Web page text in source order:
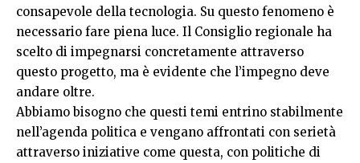
consapevole della tecnologia. Su questo fenomeno è
necessario fare piena luce. Il Consiglio regionale ha
scelto di impegnarsi concretamente attraverso
questo progetto, ma è evidente che l’impegno deve
andare oltre.
Abbiamo bisogno che questi temi entrino stabilmente
nell’agenda politica e vengano affrontati con serietà
attraverso iniziative come questa, con politiche di